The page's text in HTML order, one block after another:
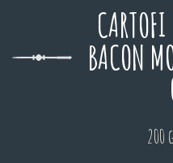
BACON
200